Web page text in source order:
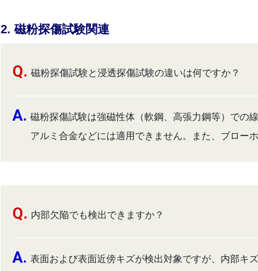
2. 磁粉探傷試験関連
磁粉探傷試験と浸透探傷試験の違いは何ですか？
磁粉探傷試験は強磁性体（軟鋼、高張力鋼等）での
アルミ合金などには適用できません。また、ブロー
内部欠陥でも検出できますか？
表面および表面近傍キズが検出対象ですが、内部キ